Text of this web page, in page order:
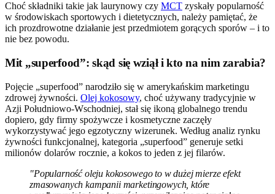
Choć składniki takie jak laurynowy czy MCT zyskały popularność
w środowiskach sportowych i dietetycznych, należy pamiętać, że
ich prozdrowotne działanie jest przedmiotem gorących sporów – i to
nie bez powodu.
Mit „superfood”: skąd się wziął i kto na nim zarabia?
Pojęcie „superfood” narodziło się w amerykańskim marketingu
zdrowej żywności. Olej kokosowy, choć używany tradycyjnie w
Azji Południowo-Wschodniej, stał się ikoną globalnego trendu
dopiero, gdy firmy spożywcze i kosmetyczne zaczęły
wykorzystywać jego egzotyczny wizerunek. Według analiz rynku
żywności funkcjonalnej, kategoria „superfood” generuje setki
milionów dolarów rocznie, a kokos to jeden z jej filarów.
"Popularność oleju kokosowego to w dużej mierze efekt
zmasowanych kampanii marketingowych, które